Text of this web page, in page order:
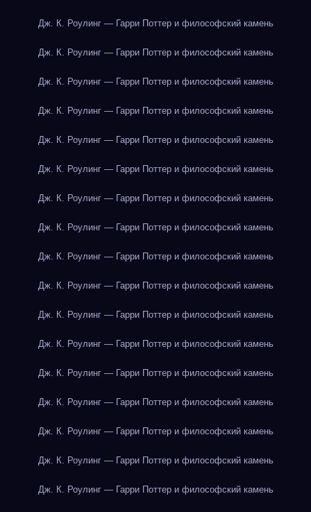
Дж. К. Роулинг — Гарри Поттер и философский камень
Дж. К. Роулинг — Гарри Поттер и философский камень
Дж. К. Роулинг — Гарри Поттер и философский камень
Дж. К. Роулинг — Гарри Поттер и философский камень
Дж. К. Роулинг — Гарри Поттер и философский камень
Дж. К. Роулинг — Гарри Поттер и философский камень
Дж. К. Роулинг — Гарри Поттер и философский камень
Дж. К. Роулинг — Гарри Поттер и философский камень
Дж. К. Роулинг — Гарри Поттер и философский камень
Дж. К. Роулинг — Гарри Поттер и философский камень
Дж. К. Роулинг — Гарри Поттер и философский камень
Дж. К. Роулинг — Гарри Поттер и философский камень
Дж. К. Роулинг — Гарри Поттер и философский камень
Дж. К. Роулинг — Гарри Поттер и философский камень
Дж. К. Роулинг — Гарри Поттер и философский камень
Дж. К. Роулинг — Гарри Поттер и философский камень
Дж. К. Роулинг — Гарри Поттер и философский камень